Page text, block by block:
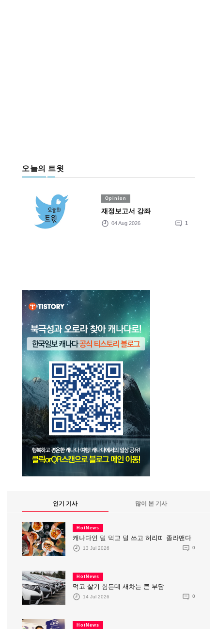
오늘의 트윗
Opinion
재정보고서 강좌
04 Aug 2026 1
인기 기사 많이 본 기사
HotNews
캐나다인 덜 먹고 덜 쓰고 허리띠 졸라맨다
13 Jul 2026 0
HotNews
먹고 살기 힘든데 새차는 큰 부담
14 Jul 2026 0
HotNews